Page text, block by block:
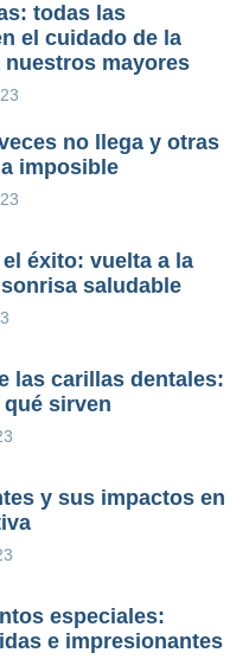
todas las
el cuidado de la
mayores
no llega y otras
imposible
éxito: vuelta a la
saludable
las carillas dentales:
sirven
y sus impactos en
especiales:
e impresionantes